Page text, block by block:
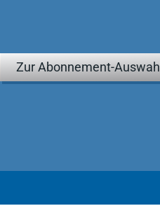
Zur Abonnement-Auswahl